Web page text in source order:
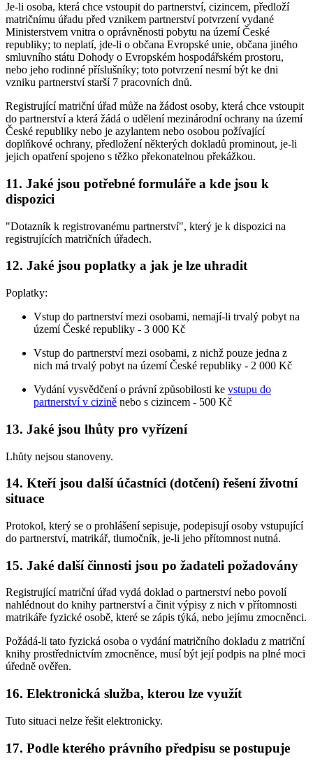
Je-li osoba, která chce vstoupit do partnerství, cizincem, předloží
matričnímu úřadu před vznikem partnerství potvrzení vydané
Ministerstvem vnitra o oprávněnosti pobytu na území České
republiky; to neplatí, jde-li o občana Evropské unie, občana jiného
smluvního státu Dohody o Evropském hospodářském prostoru,
nebo jeho rodinné příslušníky; toto potvrzení nesmí být ke dni
vzniku partnerství starší 7 pracovních dnů.
Registrující matriční úřad může na žádost osoby, která chce vstoupit
do partnerství a která žádá o udělení mezinárodní ochrany na území
České republiky nebo je azylantem nebo osobou požívající
doplňkové ochrany, předložení některých dokladů prominout, je-li
jejich opatření spojeno s těžko překonatelnou překážkou.
11. Jaké jsou potřebné formuláře a kde jsou k
dispozici
"Dotazník k registrovanému partnerství", který je k dispozici na
registrujících matričních úřadech.
12. Jaké jsou poplatky a jak je lze uhradit
Poplatky:
Vstup do partnerství mezi osobami, nemají-li trvalý pobyt na
území České republiky - 3 000 Kč
Vstup do partnerství mezi osobami, z nichž pouze jedna z
nich má trvalý pobyt na území České republiky - 2 000 Kč
Vydání vysvědčení o právní způsobilosti ke vstupu do
partnerství v cizině nebo s cizincem - 500 Kč
13. Jaké jsou lhůty pro vyřízení
Lhůty nejsou stanoveny.
14. Kteří jsou další účastníci (dotčení) řešení životní
situace
Protokol, který se o prohlášení sepisuje, podepisují osoby vstupující
do partnerství, matrikář, tlumočník, je-li jeho přítomnost nutná.
15. Jaké další činnosti jsou po žadateli požadovány
Registrující matriční úřad vydá doklad o partnerství nebo povolí
nahlédnout do knihy partnerství a činit výpisy z nich v přítomnosti
matrikáře fyzické osobě, které se zápis týká, nebo jejímu zmocněnci.
Požádá-li tato fyzická osoba o vydání matričního dokladu z matriční
knihy prostřednictvím zmocněnce, musí být její podpis na plné moci
úředně ověřen.
16. Elektronická služba, kterou lze využít
Tuto situaci nelze řešit elektronicky.
17. Podle kterého právního předpisu se postupuje